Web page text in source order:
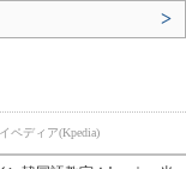
>
ペディア(Kpedia)